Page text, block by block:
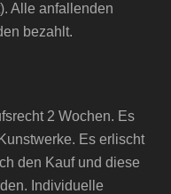
Alle anfallenden
bezahlt.
2 Wochen. Es
Es erlischt
den Kauf und diese
Individuelle